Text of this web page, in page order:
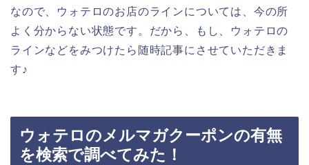
なので、ウォテロのお店のラインについては、今の所
よく分からない状態です。だから、もし、ウォテロの
ラインなどをみつけたら随時記事にさせていただきま
す♪
ウォテロのメルマガクーポンの有無
を検索で調べてみた！